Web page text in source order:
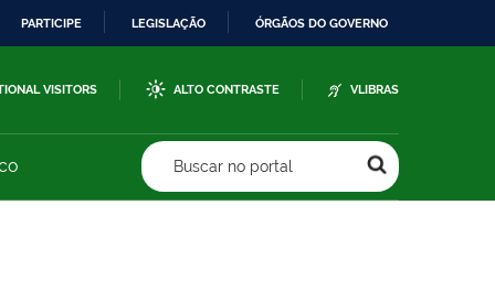
PARTICIPE LEGISLAÇÃO ÓRGÃOS DO GOVERNO
VISITORS ALTO CONTRASTE VLIBRAS
Buscar no portal